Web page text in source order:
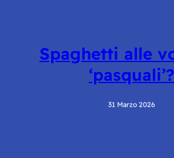
Spaghetti alle
‘pasquali’?
31 Marzo 2026